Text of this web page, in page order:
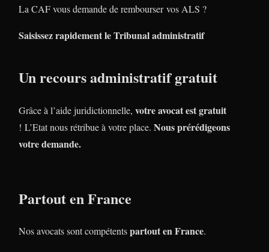
La CAF vous demande de rembourser vos ALS ?
Saisissez rapidement le Tribunal administratif
Un recours administratif gratuit
Grâce à l’aide juridictionnelle, votre avocat est gratuit
! L’Etat nous rétribue à votre place. Nous prérédigeons
votre demande.
Partout en France
Nos avocats sont compétentspartout en France.